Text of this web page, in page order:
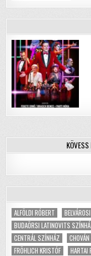
ALFÖLDI RÓBERT
BUDAÖRSI LATINOVITS
CENTRÁL SZÍNHÁZ
FRÖHLICH KRISTÓF
HARTAI